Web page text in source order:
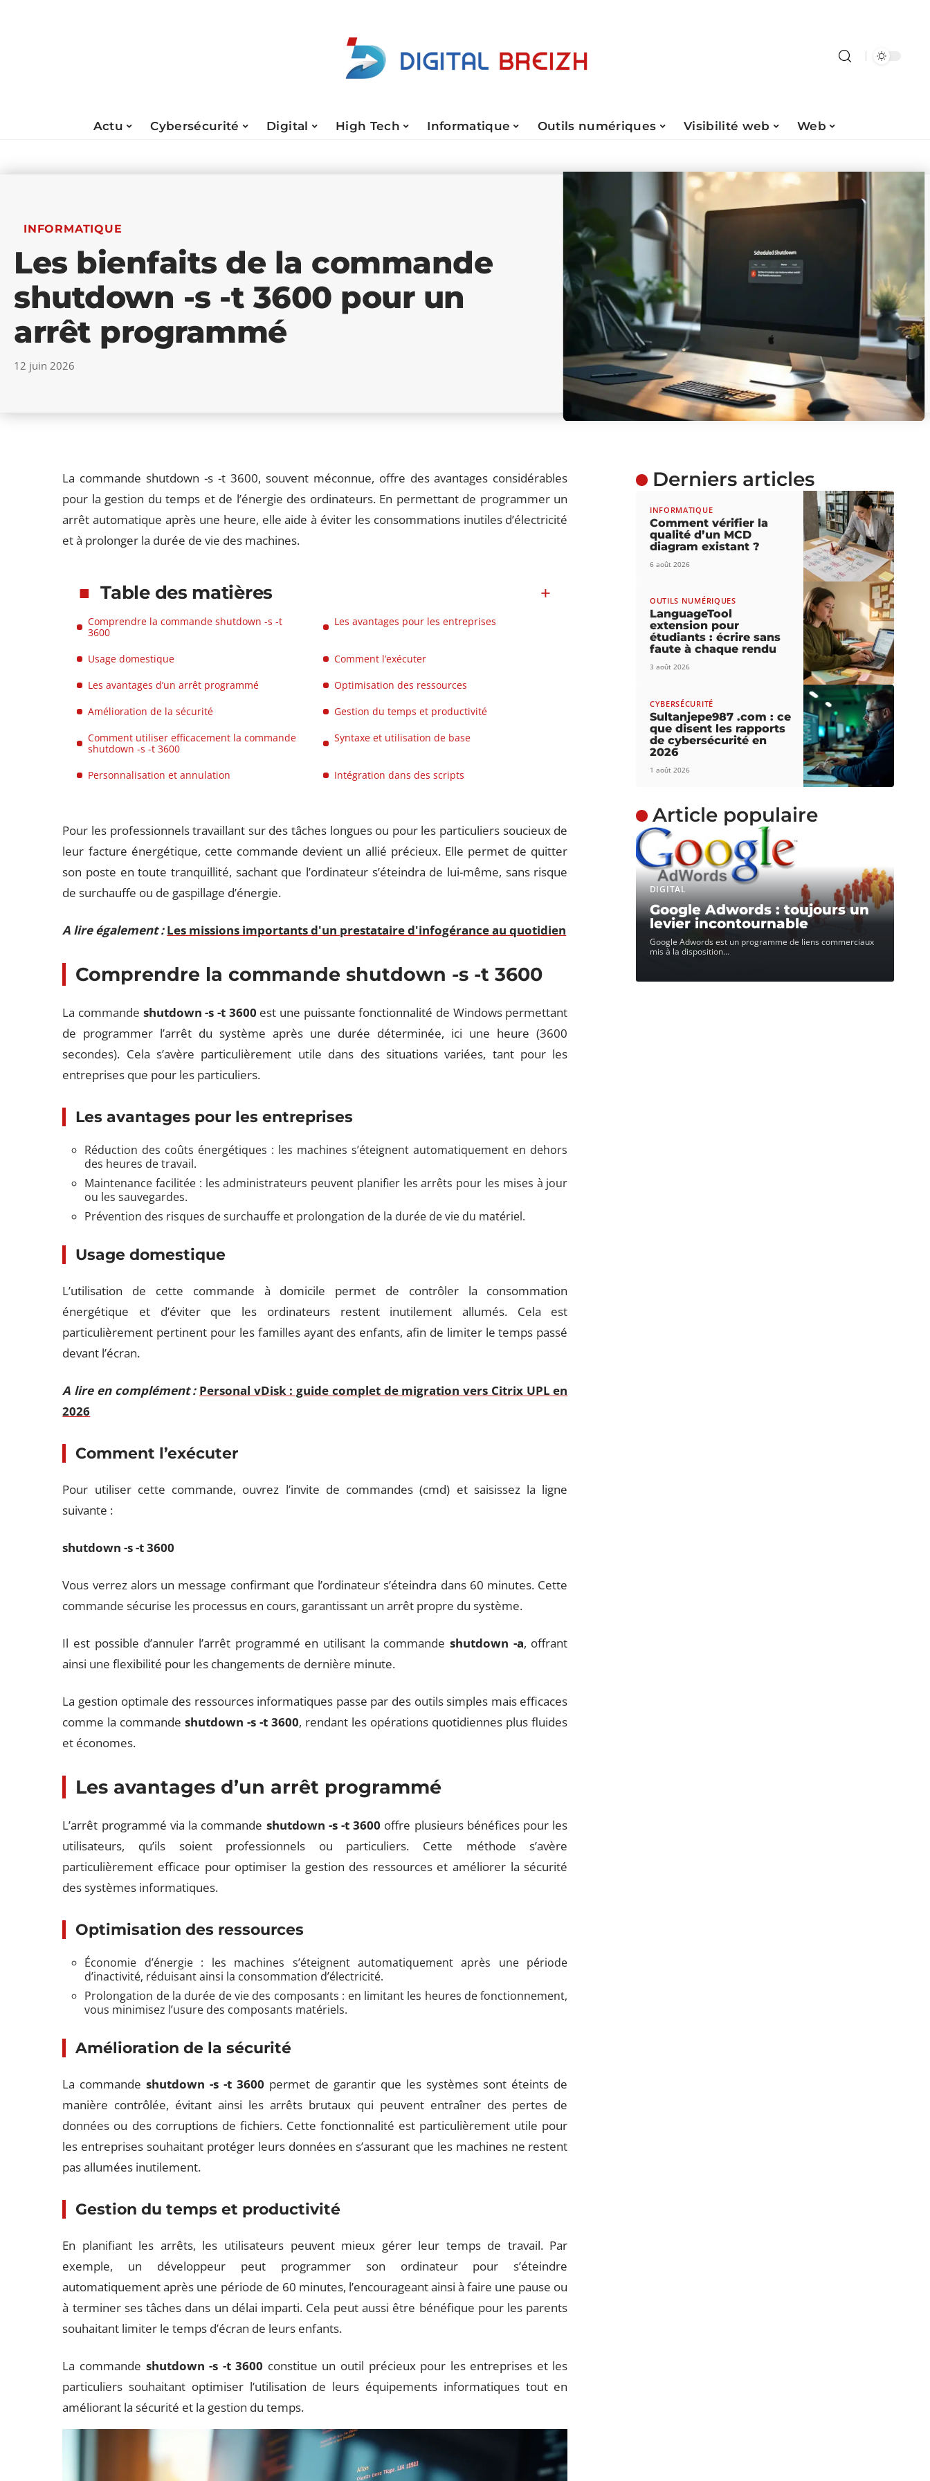
Actu Cybersécurité Digital High Tech Informatique Outils numériques Visibilité web Web
INFORMATIQUE
Les bienfaits de la commande
shutdown -s -t 3600 pour un
arrêt programmé
12 juin 2026
La commande shutdown -s -t 3600, souvent méconnue, offre des avantages considérables
pour la gestion du temps et de l’énergie des ordinateurs. En permettant de programmer un
arrêt automatique après une heure, elle aide à éviter les consommations inutiles d’électricité
et à prolonger la durée de vie des machines.
Table des matières
Comprendre la commande shutdown -s -t
3600
Les avantages pour les entreprises
Usage domestique
Comment l’exécuter
Les avantages d’un arrêt programmé
Optimisation des ressources
Amélioration de la sécurité
Gestion du temps et productivité
Comment utiliser efficacement la commande
shutdown -s -t 3600
Syntaxe et utilisation de base
Personnalisation et annulation Intégration dans des scripts
Pour les professionnels travaillant sur des tâches longues ou pour les particuliers soucieux de
leur facture énergétique, cette commande devient un allié précieux. Elle permet de quitter
son poste en toute tranquillité, sachant que l’ordinateur s’éteindra de lui-même, sans risque
de surchauffe ou de gaspillage d’énergie.
A lire également : Les missions importants d'un prestataire d'infogérance au quotidien
Comprendre la commande shutdown -s -t 3600
La commande shutdown -s -t 3600 est une puissante fonctionnalité de Windows permettant
de programmer l’arrêt du système après une durée déterminée, ici une heure (3600
secondes). Cela s’avère particulièrement utile dans des situations variées, tant pour les
entreprises que pour les particuliers.
Les avantages pour les entreprises
Réduction des coûts énergétiques : les machines s’éteignent automatiquement en dehors
des heures de travail.
Maintenance facilitée : les administrateurs peuvent planifier les arrêts pour les mises à jour
ou les sauvegardes.
Prévention des risques de surchauffe et prolongation de la durée de vie du matériel.
Usage domestique
L’utilisation de cette commande à domicile permet de contrôler la consommation
énergétique et d’éviter que les ordinateurs restent inutilement allumés. Cela est
particulièrement pertinent pour les familles ayant des enfants, afin de limiter le temps passé
devant l’écran.
A lire en complément : Personal vDisk : guide complet de migration vers Citrix UPL en
2026
Comment l’exécuter
Pour utiliser cette commande, ouvrez l’invite de commandes (cmd) et saisissez la ligne
suivante :
shutdown -s -t 3600
Vous verrez alors un message confirmant que l’ordinateur s’éteindra dans 60 minutes. Cette
commande sécurise les processus en cours, garantissant un arrêt propre du système.
Il est possible d’annuler l’arrêt programmé en utilisant la commandeshutdown -a, offrant
ainsi une flexibilité pour les changements de dernière minute.
La gestion optimale des ressources informatiques passe par des outils simples mais efficaces
comme la commandeshutdown -s -t 3600, rendant les opérations quotidiennes plus fluides
et économes.
Les avantages d’un arrêt programmé
L’arrêt programmé via la commande shutdown -s -t 3600 offre plusieurs bénéfices pour les
utilisateurs, qu’ils soient professionnels ou particuliers. Cette méthode s’avère
particulièrement efficace pour optimiser la gestion des ressources et améliorer la sécurité
des systèmes informatiques.
Optimisation des ressources
Économie d’énergie : les machines s’éteignent automatiquement après une période
d’inactivité, réduisant ainsi la consommation d’électricité.
Prolongation de la durée de vie des composants : en limitant les heures de fonctionnement,
vous minimisez l’usure des composants matériels.
Amélioration de la sécurité
La commandeshutdown -s -t 3600 permet de garantir que les systèmes sont éteints de
manière contrôlée, évitant ainsi les arrêts brutaux qui peuvent entraîner des pertes de
données ou des corruptions de fichiers. Cette fonctionnalité est particulièrement utile pour
les entreprises souhaitant protéger leurs données en s’assurant que les machines ne restent
pas allumées inutilement.
Gestion du temps et productivité
En planifiant les arrêts, les utilisateurs peuvent mieux gérer leur temps de travail. Par
exemple, un développeur peut programmer son ordinateur pour s’éteindre
automatiquement après une période de 60 minutes, l’encourageant ainsi à faire une pause ou
à terminer ses tâches dans un délai imparti. Cela peut aussi être bénéfique pour les parents
souhaitant limiter le temps d’écran de leurs enfants.
La commande shutdown -s -t 3600 constitue un outil précieux pour les entreprises et les
particuliers souhaitant optimiser l’utilisation de leurs équipements informatiques tout en
améliorant la sécurité et la gestion du temps.
Derniers articles
INFORMATIQUE
Comment vérifier la
qualité d’un MCD
diagram existant ?
6 août 2026
OUTILS NUMÉRIQUES
LanguageTool
extension pour
étudiants : écrire sans
faute à chaque rendu
3 août 2026
CYBERSÉCURITÉ
Sultanjepe987 .com : ce
que disent les rapports
de cybersécurité en
2026
1 août 2026
Article populaire
DIGITAL
Google Adwords : toujours un
levier incontournable
Google Adwords est un programme de liens commerciaux
mis à la disposition…